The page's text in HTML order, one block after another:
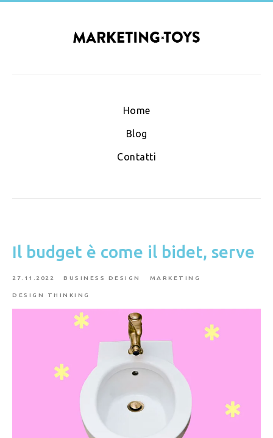
Home
Blog
Contatti
Il budget è come il bidet, serve
27.11.2022 BUSINESS DESIGN MARKETING
DESIGN THINKING